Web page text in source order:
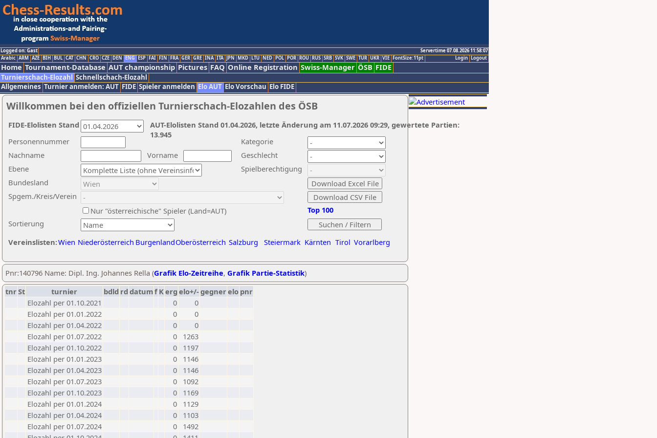
Logged on: Gast
Servertime 07.08.2026 11:58:07
Logout
Login
Arabic ARM AZE BIH BUL CAT CHN CRO CZE DEN ENG ESP FAI FIN FRA GER GRE INA ITA JPN MKD LTU NED POL POR ROU RUS SRB SVK SWE TUR UKR VIE FontSize:11pt
Home Tournament-Database AUT championship Pictures FAQ Online Registration Swiss-Manager ÖSB FIDE
Turnierschach-Elozahl Schnellschach-Elozahl
Allgemeines Turnier anmelden: AUT FIDE Spieler anmelden Elo AUT Elo Vorschau Elo FIDE
Willkommen bei den offiziellen Turnierschach-Elozahlen des ÖSB
Nachname
Vorname
Ebene
Kategorie
Sortierung
Personennummer
Bundesland
Spgem./Kreis/Verein
Geschlecht
Nur "österreichische" Spieler (Land=AUT)
Spielberechtigung
Vereinslisten:Wien Niederösterreich BurgenlandOberösterreich Salzburg Steiermark Kärnten Tirol Vorarlberg
Top 100
AUT-Elolisten Stand 01.04.2026, letzte Änderung am 11.07.2026 09:29, gewertete Partien:
13.945
FIDE-Elolisten Stand
Pnr:140796 Name: Dipl. Ing. Johannes Rella (Grafik Elo-Zeitreihe, Grafik Partie-Statistik)
tnrSt turnier bdld rd datumf Kerg elo+/-gegnerelo pnr
Elozahl per 01.10.2021
0
0
Elozahl per 01.01.2022
0
0
Elozahl per 01.04.2022
0
0
Elozahl per 01.07.2022
0
1263
Elozahl per 01.10.2022
0
1197
Elozahl per 01.01.2023
0
1146
Elozahl per 01.04.2023
0
1146
Elozahl per 01.07.2023
0
1092
Elozahl per 01.10.2023
0
1169
Elozahl per 01.01.2024
0
1129
Elozahl per 01.04.2024
0
1103
Elozahl per 01.07.2024
0
1492